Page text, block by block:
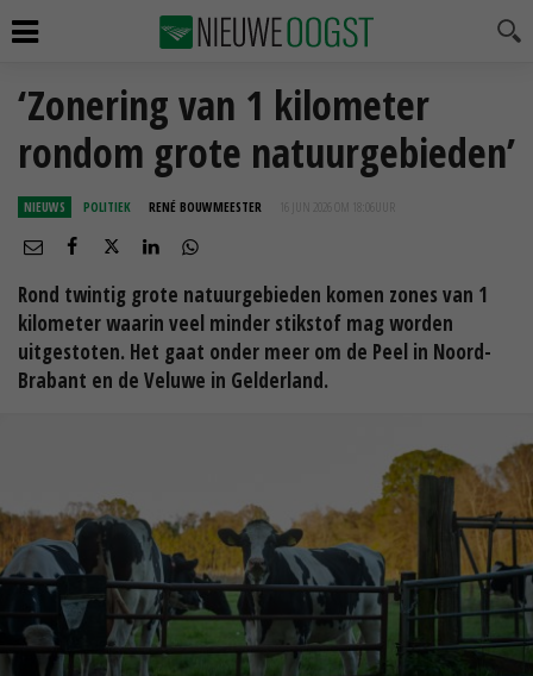
‘Zonering van 1 kilometer
rondom grote natuurgebieden’
NIEUWS POLITIEK RENÉ BOUWMEESTER 16 JUN 2026 OM 18:06
Rond twintig grote natuurgebieden komen zones van 1
kilometer waarin veel minder stikstof mag worden
uitgestoten. Het gaat onder meer om de Peel in Noord-
Brabant en de Veluwe in Gelderland.